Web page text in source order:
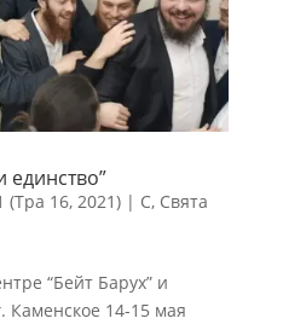
(Тра 16, 2021)| С, Свята
“Бейт Барух” и
Каменское 14-15 мая